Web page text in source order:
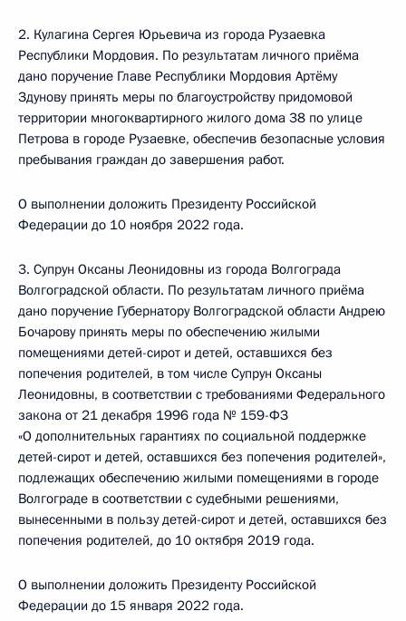
2. Кулагина Сергея Юрьевича из города Рузаевка
Республики Мордовия. По результатам личного приёма
дано поручение Главе Республики Мордовия Артёму
Здунову принять меры по благоустройству придомовой
территории многоквартирного жилого дома 38 по улице
Петрова в городе Рузаевке, обеспечив безопасные условия
пребывания граждан до завершения работ.
О выполнении доложить Президенту Российской
Федерации до 10 ноября 2022 года.
3. Супрун Оксаны Леонидовны из города Волгограда
Волгоградской области. По результатам личного приёма
дано поручение Губернатору Волгоградской области Андрею
Бочарову принять меры по обеспечению жилыми
помещениями детей-сирот и детей, оставшихся без
попечения родителей, в том числе Супрун Оксаны
Леонидовны, в соответствии с требованиями Федерального
закона от 21 декабря 1996 года № 159-ФЗ
«О дополнительных гарантиях по социальной поддержке
детей-сирот и детей, оставшихся без попечения родителей»,
подлежащих обеспечению жилыми помещениями в городе
Волгограде в соответствии с судебными решениями,
вынесенными в пользу детей-сирот и детей, оставшихся без
попечения родителей, до 10 октября 2019 года.
О выполнении доложить Президенту Российской
Федерации до 15 января 2022 года.